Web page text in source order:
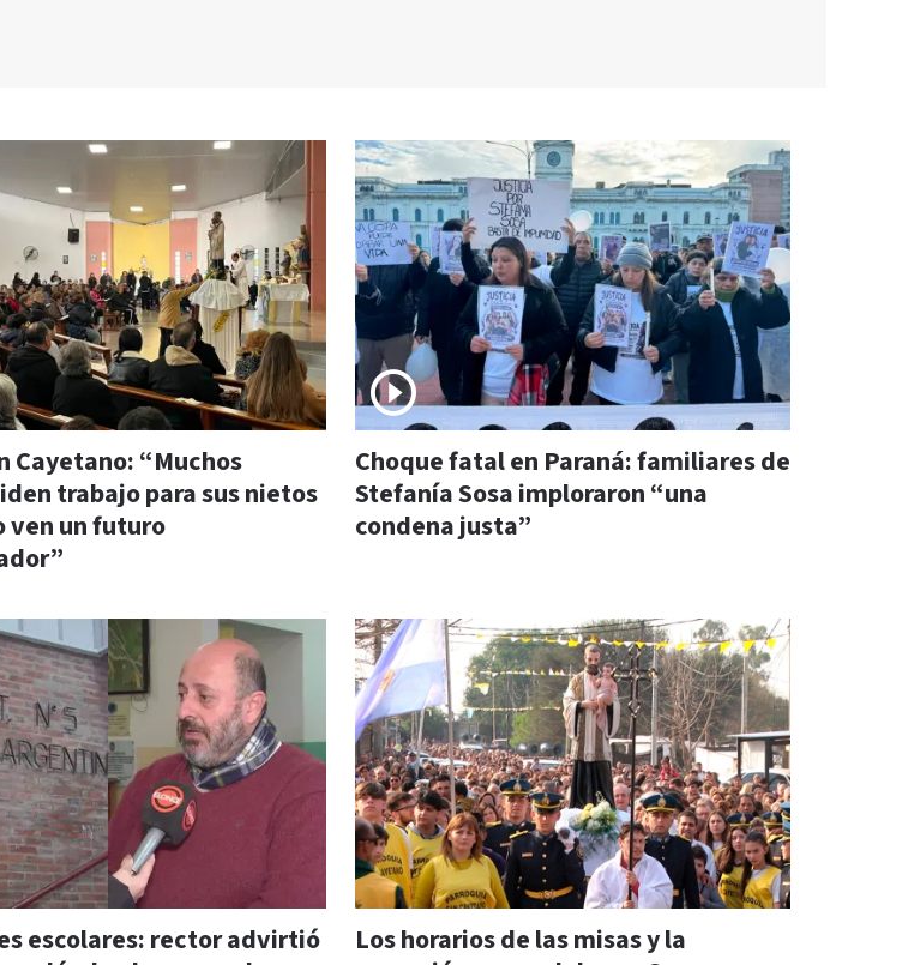
Cayetano: “Muchos
trabajo para sus nietos
ven un futuro
Choque fatal en Paraná: familiares de
Stefanía Sosa imploraron “una
condena justa”
escolares: rector advirtió
Los horarios de las misas y la